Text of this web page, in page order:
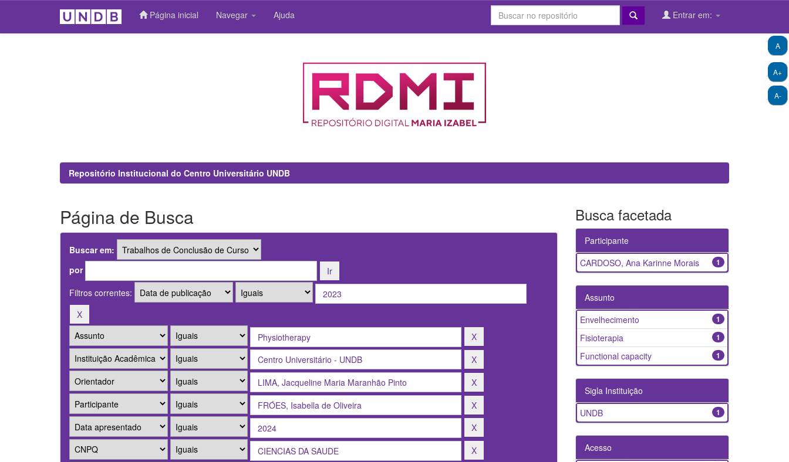
Página inicial Navegar Ajuda Entrar em:
A+
A-
A
Repositório Institucional do Centro Universitário UNDB
Página de Busca
Buscar em:
por
Filtros correntes:
Busca facetada
Participante
1
CARDOSO, Ana Karinne Morais
Assunto
1
Envelhecimento
1
Fisioterapia
1
Functional capacity
Sigla Instituição
1
UNDB
Acesso